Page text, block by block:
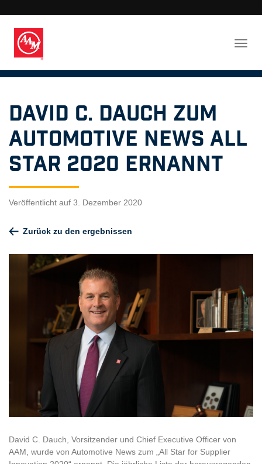
David C. Dauch zum
Automotive News All
Star 2020 ernannt
Veröffentlicht auf 3. Dezember 2020
Zurück zu den ergebnissen
David C. Dauch, Vorsitzender und Chief Executive Officer von
AAM, wurde von Automotive News zum „All Star for Supplier